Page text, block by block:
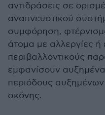
αντιδράσεις σε
αναπνευστικού
συμφόρηση,
άτομα με αλλεργίες ή
περιβαλλοντικούς
εμφανίσουν
περιόδους
σκόνης.